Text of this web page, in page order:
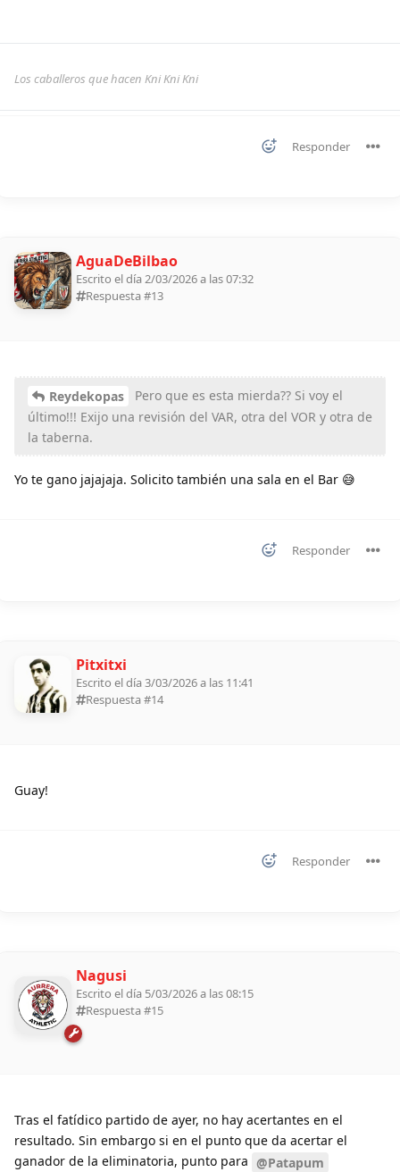
Los caballeros que hacen Kni Kni Kni
Responder
AguaDeBilbao
Escrito el día 2/03/2026 a las 07:32
Respuesta #13
Reydekopas
Pero que es esta mierda?? Si voy el
último!!! Exijo una revisión del VAR, otra del VOR y otra de
la taberna.
Yo te gano jajajaja. Solicito también una sala en el Bar 😅
Responder
Pitxitxi
Escrito el día 3/03/2026 a las 11:41
Respuesta #14
Guay!
Responder
Nagusi
Escrito el día 5/03/2026 a las 08:15
Respuesta #15
Tras el fatídico partido de ayer, no hay acertantes en el
resultado. Sin embargo si en el punto que da acertar el
ganador de la eliminatoria, punto para @Patapum